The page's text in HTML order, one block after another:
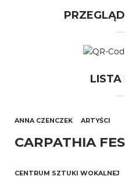
LISTA
ANNA CZENCZEK ARTYŚCI
CARPATHIA
CENTRUM SZTUKI WOKALNEJ